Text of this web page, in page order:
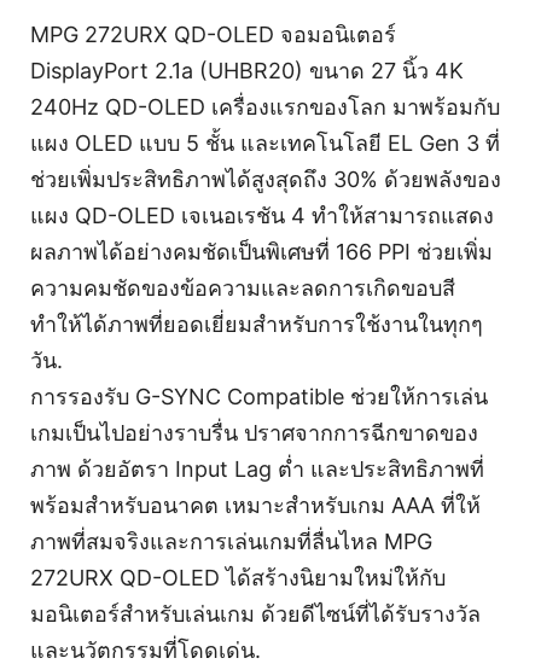
MPG 272URX QD-OLED จอมอนิเตอร์
DisplayPort 2.1a (UHBR20) ขนาด 27 นิ้ว 4K
240Hz QD-OLED เครื่องแรกของโลก มาพร้อมกับ
แผง OLED แบบ 5 ชั้น และเทคโนโลยี EL Gen 3 ที่
ช่วยเพิ่มประสิทธิภาพได้สูงสุดถึง 30% ด้วยพลังของ
แผง QD-OLED เจเนอเรชัน 4 ทำให้สามารถแสดง
ผลภาพได้อย่างคมชัดเป็นพิเศษที่ 166 PPI ช่วยเพิ่ม
ความคมชัดของข้อความและลดการเกิดขอบสี
ทำให้ได้ภาพที่ยอดเยี่ยมสำหรับการใช้งานในทุกๆ
วัน.
การรองรับ G-SYNC Compatible ช่วยให้การเล่น
เกมเป็นไปอย่างราบรื่น ปราศจากการฉีกขาดของ
ภาพ ด้วยอัตรา Input Lag ต่ำ และประสิทธิภาพที่
พร้อมสำหรับอนาคต เหมาะสำหรับเกม AAA ที่ให้
ภาพที่สมจริงและการเล่นเกมที่ลื่นไหล MPG
272URX QD-OLED ได้สร้างนิยามใหม่ให้กับ
มอนิเตอร์สำหรับเล่นเกม ด้วยดีไซน์ที่ได้รับรางวัล
และนวัตกรรมที่โดดเด่น.